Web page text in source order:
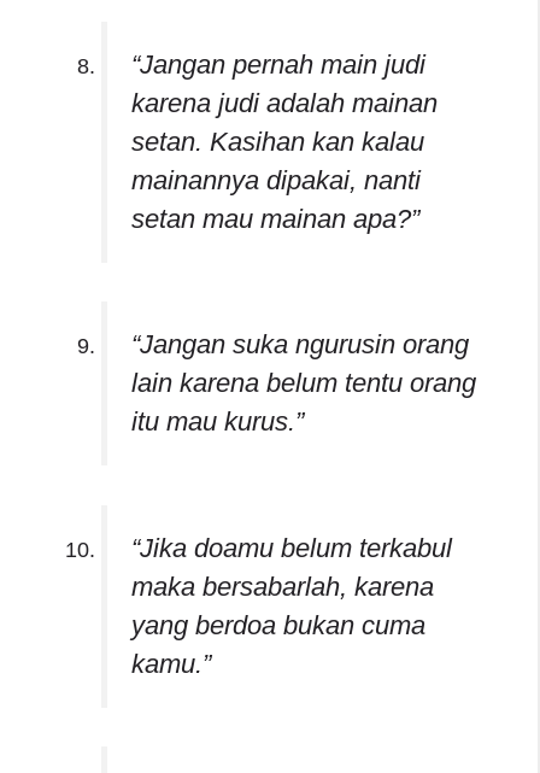
“Jangan pernah main judi
karena judi adalah mainan
setan. Kasihan kan kalau
mainannya dipakai, nanti
setan mau mainan apa?”
“Jangan suka ngurusin orang
lain karena belum tentu orang
itu mau kurus.”
“Jika doamu belum terkabul
maka bersabarlah, karena
yang berdoa bukan cuma
kamu.”